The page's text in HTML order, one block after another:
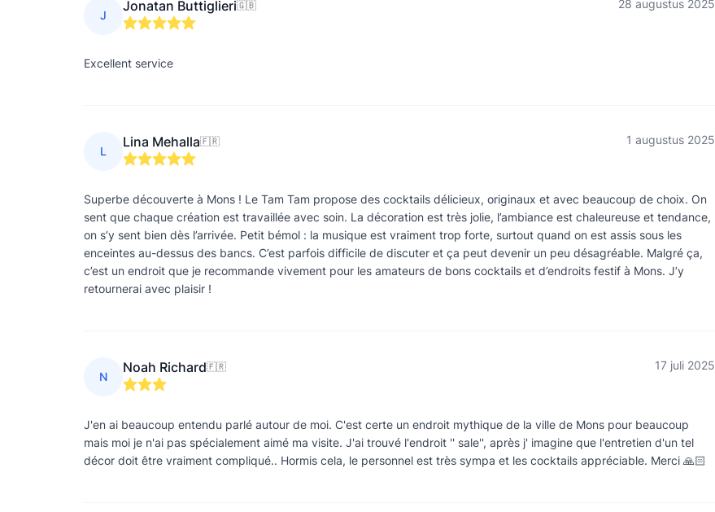
J
Jonatan Buttiglieri🇬🇧 28 augustus 2025
Excellent service
L
Lina Mehalla🇫🇷 1 augustus 2025
Superbe découverte à Mons ! Le Tam Tam propose des cocktails délicieux, originaux et avec beaucoup de choix. On
sent que chaque création est travaillée avec soin. La décoration est très jolie, l’ambiance est chaleureuse et tendance,
on s’y sent bien dès l’arrivée. Petit bémol : la musique est vraiment trop forte, surtout quand on est assis sous les
enceintes au-dessus des bancs. C’est parfois difficile de discuter et ça peut devenir un peu désagréable. Malgré ça,
c’est un endroit que je recommande vivement pour les amateurs de bons cocktails et d’endroits festif à Mons. J’y
retournerai avec plaisir !
N
Noah Richard🇫🇷 17 juli 2025
J'en ai beaucoup entendu parlé autour de moi. C'est certe un endroit mythique de la ville de Mons pour beaucoup
mais moi je n'ai pas spécialement aimé ma visite. J'ai trouvé l'endroit '' sale'', après j' imagine que l'entretien d'un tel
décor doit être vraiment compliqué.. Hormis cela, le personnel est très sympa et les cocktails appréciable. Merci 🙏🏻